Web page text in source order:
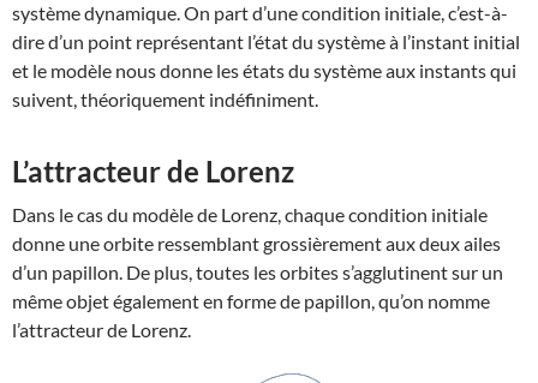
système dynamique. On part d’une condition initiale, c’est-à-
dire d’un point représentant l’état du système à l’instant initial
et le modèle nous donne les états du système aux instants qui
suivent, théoriquement indéfiniment.
L’attracteur de Lorenz
Dans le cas du modèle de Lorenz, chaque condition initiale
donne une orbite ressemblant grossièrement aux deux ailes
d’un papillon. De plus, toutes les orbites s’agglutinent sur un
même objet également en forme de papillon, qu’on nomme
l’attracteur de Lorenz.